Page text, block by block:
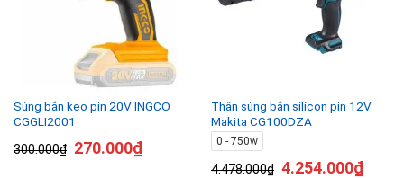
Súng bắn keo pin 20V INGCO
CGGLI2001
300.000₫ 270.000₫
Thân súng bắn silicon pin 12V
Makita CG100DZA
0 - 750w
4.478.000₫ 4.254.000₫